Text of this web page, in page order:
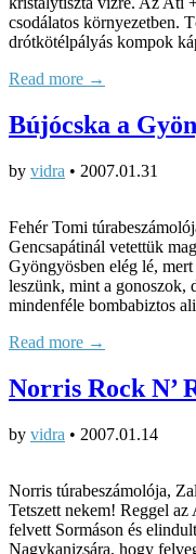
csodálatos környezetben.
drótkötélpályás kompok
Read more →
Bújócska a
by vidra • 2007.01.31
Fehér Tomi
Gencsapátinál vetettük
Gyöngyösben elég lé,
leszünk, mint a gonoszok,
mindenféle bombabiztos
Read more →
Norris Rock N’
by vidra • 2007.01.14
Norris túrabeszámolója,
Tetszett nekem! Reggel
felvett Sormáson és
Nagykanizsára, hogy